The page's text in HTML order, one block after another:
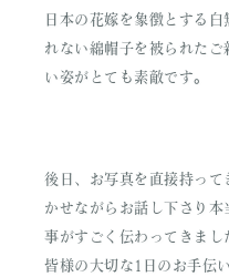
日本の花嫁を象徴とする
れない綿帽子を被られた
い姿がとても素敵です。
後日、お写真を直接持っ
かせながらお話し下さり
事がすごく伝わってきまし
皆様の大切な1日のお手伝